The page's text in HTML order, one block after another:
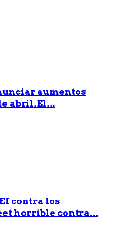
aumentos
abril.El...
contra los
horrible contra...